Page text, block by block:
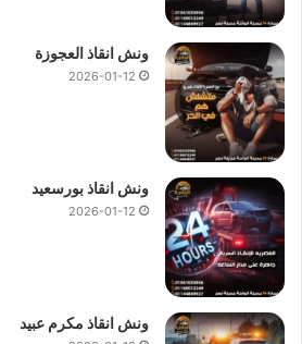
ونش انقاذ العجوزة
2026-01-12
ونش انقاذ بورسعيد
2026-01-12
ونش انقاذ مكرم عبيد